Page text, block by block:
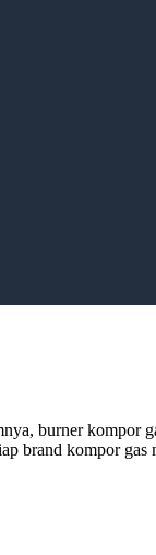
burner kompor
brand kompor